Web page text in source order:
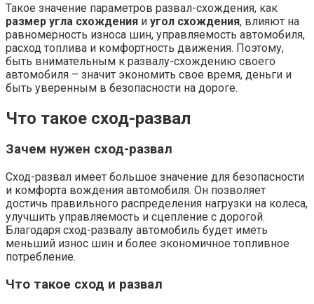
Такое значение параметров развал-схождения, как
размер угла схождения и угол схождения, влияют на
равномерность износа шин, управляемость автомобиля,
расход топлива и комфортность движения. Поэтому,
быть внимательным к развалу-схождению своего
автомобиля – значит экономить свое время, деньги и
быть уверенным в безопасности на дороге.
Что такое сход-развал
Зачем нужен сход-развал
Сход-развал имеет большое значение для безопасности
и комфорта вождения автомобиля. Он позволяет
достичь правильного распределения нагрузки на колеса,
улучшить управляемость и сцепление с дорогой.
Благодаря сход-развалу автомобиль будет иметь
меньший износ шин и более экономичное топливное
потребление.
Что такое сход и развал